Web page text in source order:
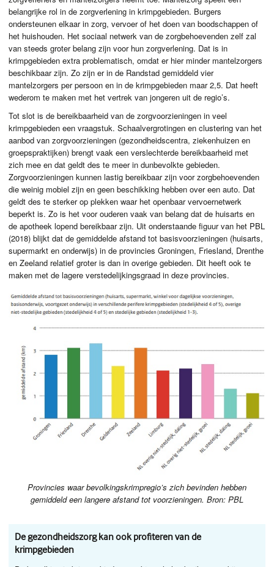
belangrijke rol in de zorgverlening in krimpgebieden. Burgers
ondersteunen elkaar in zorg, vervoer of het doen van boodschappen of
het huishouden. Het sociaal netwerk van de zorgbehoevenden zelf zal
van steeds groter belang zijn voor hun zorgverlening. Dat is in
krimpgebieden extra problematisch, omdat er hier minder mantelzorgers
beschikbaar zijn. Zo zijn er in de Randstad gemiddeld vier
mantelzorgers per persoon en in de krimpgebieden maar 2,5. Dat heeft
wederom te maken met het vertrek van jongeren uit de regio’s.
Tot slot is de bereikbaarheid van de zorgvoorzieningen in veel
krimpgebieden een vraagstuk. Schaalvergrotingen en clustering van het
aanbod van zorgvoorzieningen (gezondheidscentra, ziekenhuizen en
groepspraktijken) brengt vaak een verslechterde bereikbaarheid met
zich mee en dat geldt des te meer in dunbevolkte gebieden.
Zorgvoorzieningen kunnen lastig bereikbaar zijn voor zorgbehoevenden
die weinig mobiel zijn en geen beschikking hebben over een auto. Dat
geldt des te sterker op plekken waar het openbaar vervoernetwerk
beperkt is. Zo is het voor ouderen vaak van belang dat de huisarts en
de apotheek lopend bereikbaar zijn. Uit onderstaande figuur van het PBL
(2018) blijkt dat de gemiddelde afstand tot basisvoorzieningen (huisarts,
supermarkt en onderwijs) in de provincies Groningen, Friesland, Drenthe
en Zeeland relatief groter is dan in overige gebieden. Dit heeft ook te
maken met de lagere verstedelijkingsgraad in deze provincies.
Provincies waar bevolkingskrimpregio’s zich bevinden hebben
gemiddeld een langere afstand tot voorzieningen. Bron: PBL
De gezondheidszorg kan ook profiteren van de
krimpgebieden